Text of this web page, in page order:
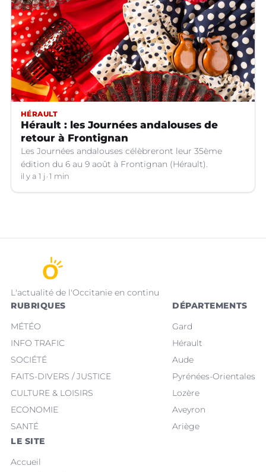
HÉRAULT
Hérault : les Journées andalouses de
retour à Frontignan
Les Journées andalouses célèbreront leur 35ème
édition du 6 au 9 août à Frontignan (Hérault).
il y a 1 j 1 min
L'actualité de l'Occitanie en continu
RUBRIQUES
MÉTÉO
INFO TRAFIC
SOCIÉTÉ
FAITS-DIVERS / JUSTICE
CULTURE & LOISIRS
ECONOMIE
SANTÉ
DÉPARTEMENTS
Gard
Hérault
Aude
Pyrénées-Orientales
Lozère
Aveyron
Ariège
LE SITE
Accueil